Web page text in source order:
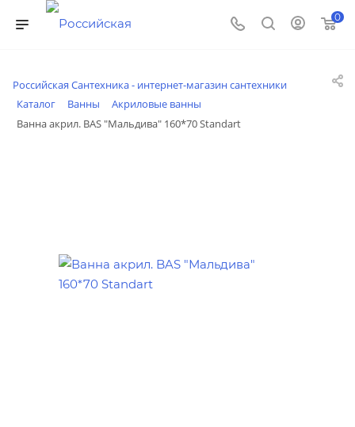
0
Российская Сантехника - интернет-магазин сантехники
Каталог
Ванны
Акриловые ванны
Ванна акрил. BAS "Мальдива" 160*70 Standart